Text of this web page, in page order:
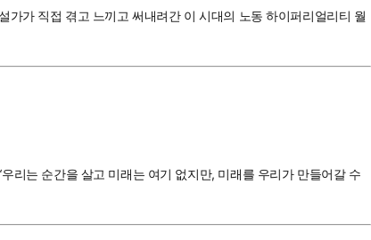
가가 직접 겪고 느끼고 써내려간 이 시대의 노동 하이퍼리얼리티 월
리는 순간을 살고 미래는 여기 없지만, 미래를 우리가 만들어갈 수